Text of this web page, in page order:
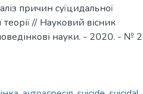
причин суїцидальної
теорії // Науковий вісник
науки. - 2020. - № 2